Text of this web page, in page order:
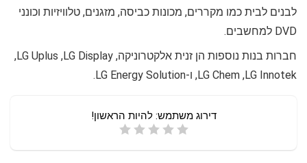
לבנים לבית כמו מקררים, מכונות כביסה, מזגנים, טלוויזיות וכונני
DVD למחשבים.
חברות בנות נוספות הן זנית אלקטרוניקה, LG Display,‏ LG Uplus,‏
LG Innotek,‏ LG Chem, ו-LG Energy Solution.
דירוג משתמש:להיות הראשון!